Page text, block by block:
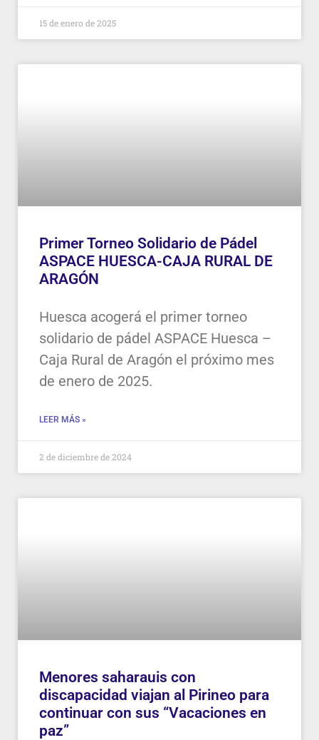
15 de enero de 2025
Primer Torneo Solidario de Pádel
ASPACE HUESCA-CAJA RURAL DE
ARAGÓN
Huesca acogerá el primer torneo
solidario de pádel ASPACE Huesca –
Caja Rural de Aragón el próximo mes
de enero de 2025.
LEER MÁS »
2 de diciembre de 2024
Menores saharauis con
discapacidad viajan al Pirineo para
continuar con sus “Vacaciones en
paz”